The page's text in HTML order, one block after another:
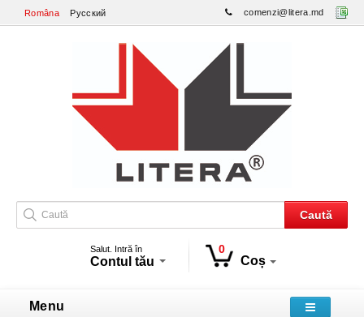
Româna Русский comenzi@litera.md
Caută
Salut. Intră în
Contul tău
0
Coș
Menu